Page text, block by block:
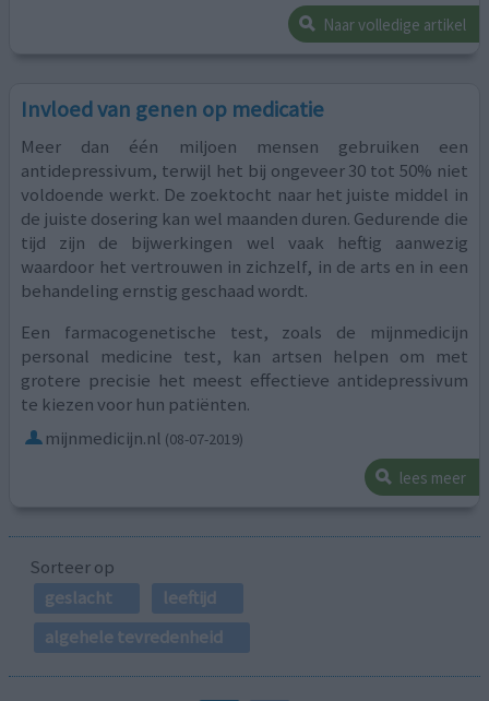
Naar volledige artikel
Invloed van genen op medicatie
Meer dan één miljoen mensen gebruiken een
antidepressivum, terwijl het bij ongeveer 30 tot 50% niet
voldoende werkt. De zoektocht naar het juiste middel in
de juiste dosering kan wel maanden duren. Gedurende die
tijd zijn de bijwerkingen wel vaak heftig aanwezig
waardoor het vertrouwen in zichzelf, in de arts en in een
behandeling ernstig geschaad wordt.
Een farmacogenetische test, zoals de mijnmedicijn
personal medicine test, kan artsen helpen om met
grotere precisie het meest effectieve antidepressivum
te kiezen voor hun patiënten.
mijnmedicijn.nl (08-07-2019)
lees meer
Sorteer op
geslacht
leeftijd
algehele tevredenheid